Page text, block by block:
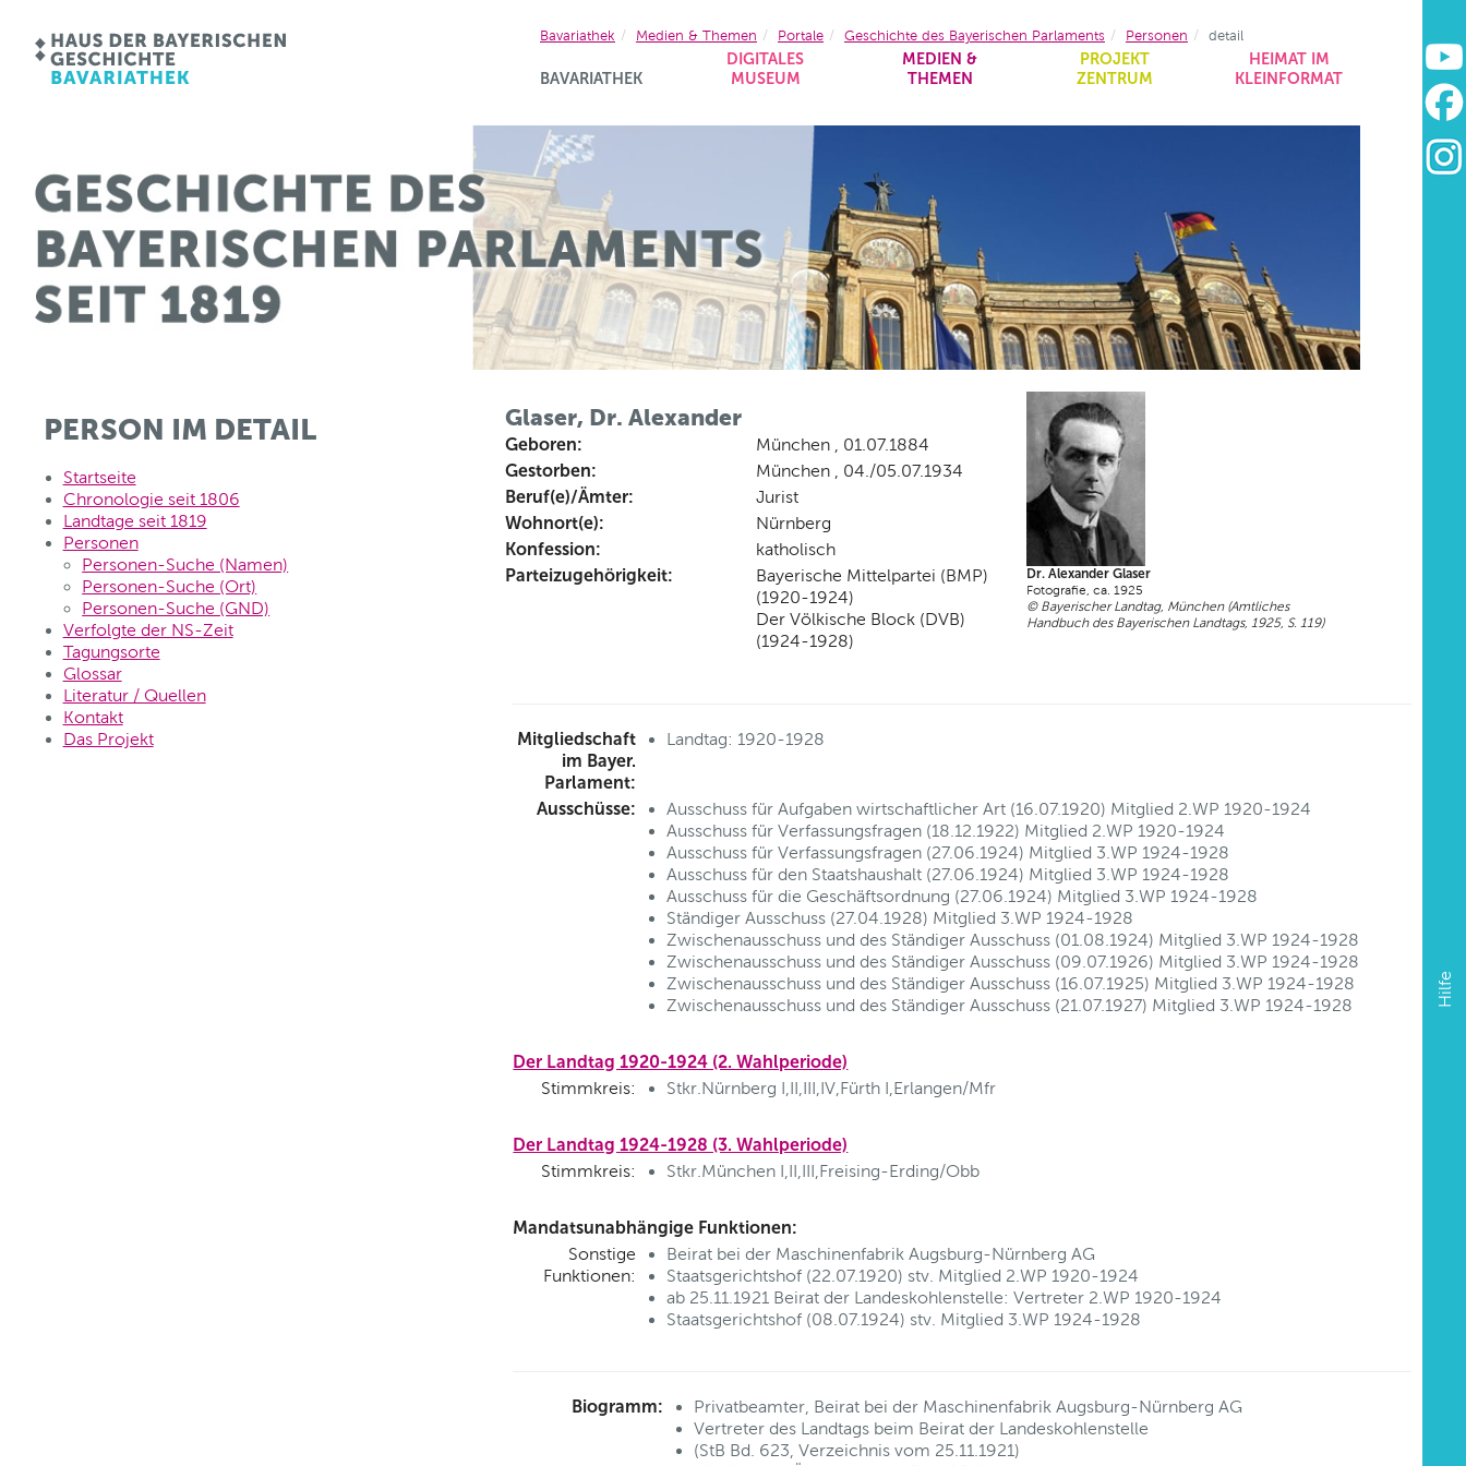
BAVARIATHEK
DIGITALES
MUSEUM
MEDIEN &
THEMEN
PROJEKT
ZENTRUM
HEIMAT IM
KLEINFORMAT
Hilfe
Bavariathek Medien & Themen Portale Geschichte des Bayerischen Parlaments Personen detail
PERSON IM DETAIL
Startseite
Chronologie seit 1806
Landtage seit 1819
Personen
Personen-Suche (Namen)
Personen-Suche (Ort)
Personen-Suche (GND)
Verfolgte der NS-Zeit
Tagungsorte
Glossar
Literatur / Quellen
Kontakt
Das Projekt
Glaser, Dr. Alexander
Geboren: München , 01.07.1884
Gestorben: München , 04./05.07.1934
Beruf(e)/Ämter: Jurist
Wohnort(e): Nürnberg
Konfession: katholisch
Parteizugehörigkeit:
Bayerische Mittelpartei (BMP)
(1920-1924)
Der Völkische Block (DVB)
(1924-1928)
Dr. Alexander Glaser
Fotografie, ca. 1925
© Bayerischer Landtag, München (Amtliches
Handbuch des Bayerischen Landtags, 1925, S. 119)
Mitgliedschaft
im Bayer.
Parlament:
Landtag: 1920-1928
Ausschüsse:
Ausschuss für Aufgaben wirtschaftlicher Art (16.07.1920) Mitglied 2.WP 1920-1924
Ausschuss für Verfassungsfragen (18.12.1922) Mitglied 2.WP 1920-1924
Ausschuss für Verfassungsfragen (27.06.1924) Mitglied 3.WP 1924-1928
Ausschuss für den Staatshaushalt (27.06.1924) Mitglied 3.WP 1924-1928
Ausschuss für die Geschäftsordnung (27.06.1924) Mitglied 3.WP 1924-1928
Ständiger Ausschuss (27.04.1928) Mitglied 3.WP 1924-1928
Zwischenausschuss und des Ständiger Ausschuss (01.08.1924) Mitglied 3.WP 1924-1928
Zwischenausschuss und des Ständiger Ausschuss (09.07.1926) Mitglied 3.WP 1924-1928
Zwischenausschuss und des Ständiger Ausschuss (16.07.1925) Mitglied 3.WP 1924-1928
Zwischenausschuss und des Ständiger Ausschuss (21.07.1927) Mitglied 3.WP 1924-1928
Der Landtag 1920-1924 (2. Wahlperiode)
Stimmkreis: Stkr.Nürnberg I,II,III,IV,Fürth I,Erlangen/Mfr
Der Landtag 1924-1928 (3. Wahlperiode)
Stimmkreis: Stkr.München I,II,III,Freising-Erding/Obb
Mandatsunabhängige Funktionen:
Sonstige
Funktionen:
Beirat bei der Maschinenfabrik Augsburg-Nürnberg AG
Staatsgerichtshof (22.07.1920) stv. Mitglied 2.WP 1920-1924
ab 25.11.1921 Beirat der Landeskohlenstelle: Vertreter 2.WP 1920-1924
Staatsgerichtshof (08.07.1924) stv. Mitglied 3.WP 1924-1928
Biogramm:
Privatbeamter, Beirat bei der Maschinenfabrik Augsburg-Nürnberg AG
Vertreter des Landtags beim Beirat der Landeskohlenstelle
(StB Bd. 623, Verzeichnis vom 25.11.1921)